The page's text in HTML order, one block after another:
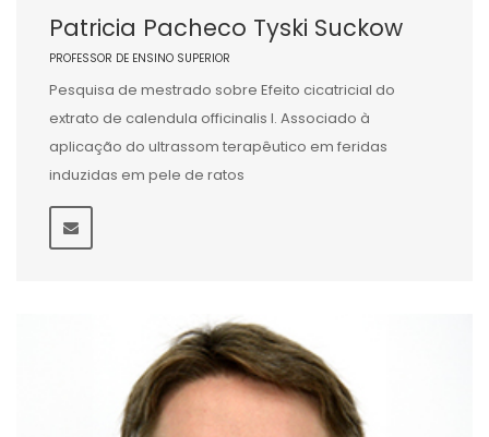
Patricia Pacheco Tyski Suckow
PROFESSOR DE ENSINO SUPERIOR
Pesquisa de mestrado sobre Efeito cicatricial do
extrato de calendula officinalis l. Associado à
aplicação do ultrassom terapêutico em feridas
induzidas em pele de ratos